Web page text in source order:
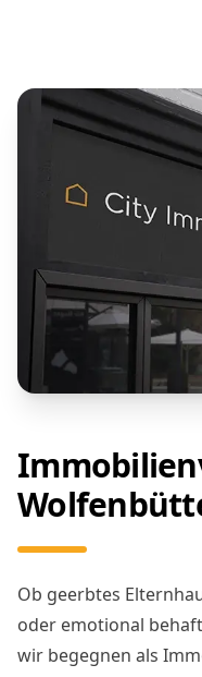
Ob geerbtes
oder emotional
wir begegnen als